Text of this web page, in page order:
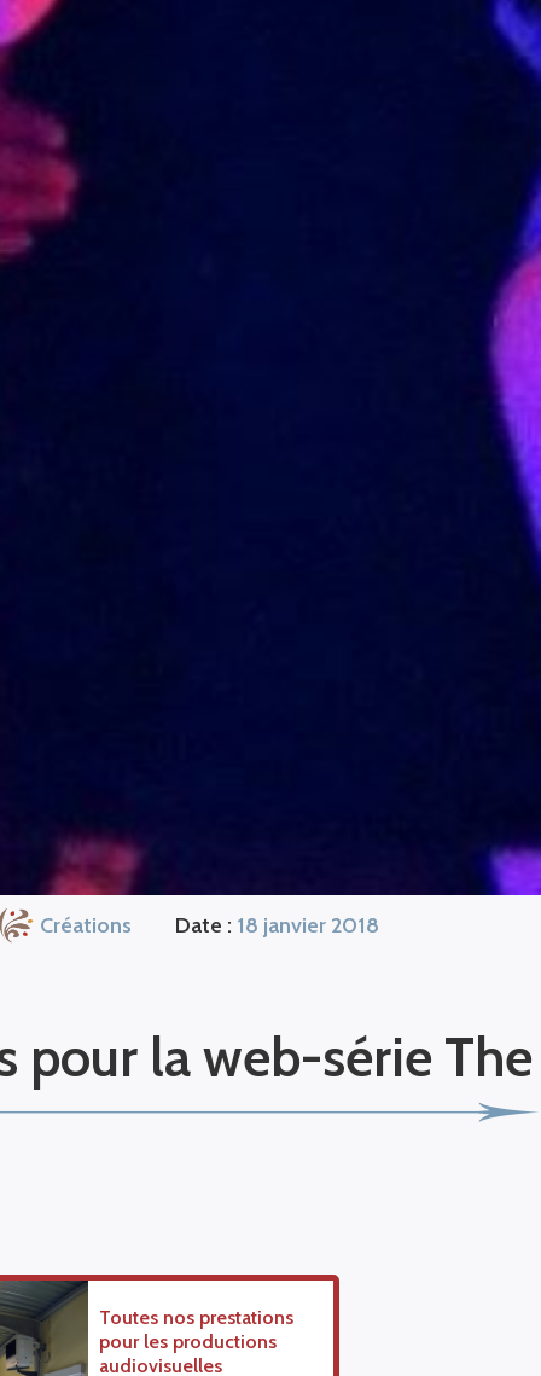
Créations Date : 18 janvier 2018
pour la web-série The
Toutes nos prestations
pour les productions
audiovisuelles